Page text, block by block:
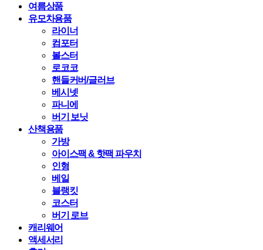
여름상품
유모차용품
라이너
컴포터
볼스터
로코코
핸들커버/글러브
베시넷
파니에
버기 보닛
산책용품
가방
아이스팩 & 핫팩 파우치
인형
베일
블랭킷
코스터
버기 로브
캐리웨어
액세서리